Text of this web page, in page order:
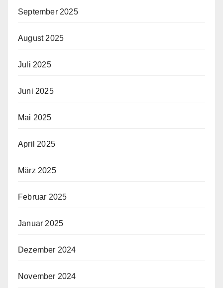
September 2025
August 2025
Juli 2025
Juni 2025
Mai 2025
April 2025
März 2025
Februar 2025
Januar 2025
Dezember 2024
November 2024